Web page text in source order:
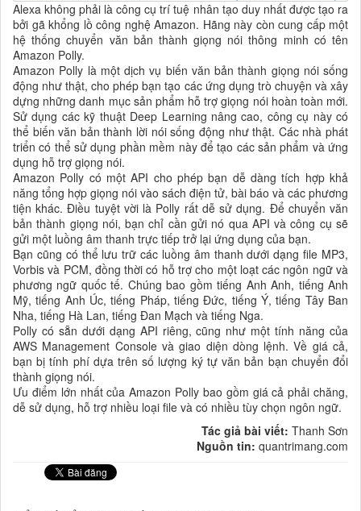
Alexa không phải là công cụ trí tuệ nhân tạo duy nhất được tạo ra
bởi gã khổng lồ công nghệ Amazon. Hãng này còn cung cấp một
hệ thống chuyển văn bản thành giọng nói thông minh có tên
Amazon Polly.
Amazon Polly là một dịch vụ biến văn bản thành giọng nói sống
động như thật, cho phép bạn tạo các ứng dụng trò chuyện và xây
dựng những danh mục sản phẩm hỗ trợ giọng nói hoàn toàn mới.
Sử dụng các kỹ thuật Deep Learning nâng cao, công cụ này có
thể biến văn bản thành lời nói sống động như thật. Các nhà phát
triển có thể sử dụng phần mềm này để tạo các sản phẩm và ứng
dụng hỗ trợ giọng nói.
Amazon Polly có một API cho phép bạn dễ dàng tích hợp khả
năng tổng hợp giọng nói vào sách điện tử, bài báo và các phương
tiện khác. Điều tuyệt vời là Polly rất dễ sử dụng. Để chuyển văn
bản thành giọng nói, bạn chỉ cần gửi nó qua API và công cụ sẽ
gửi một luồng âm thanh trực tiếp trở lại ứng dụng của bạn.
Bạn cũng có thể lưu trữ các luồng âm thanh dưới dạng file MP3,
Vorbis và PCM, đồng thời có hỗ trợ cho một loạt các ngôn ngữ và
phương ngữ quốc tế. Chúng bao gồm tiếng Anh Anh, tiếng Anh
Mỹ, tiếng Anh Úc, tiếng Pháp, tiếng Đức, tiếng Ý, tiếng Tây Ban
Nha, tiếng Hà Lan, tiếng Đan Mạch và tiếng Nga.
Polly có sẵn dưới dạng API riêng, cũng như một tính năng của
AWS Management Console và giao diện dòng lệnh. Về giá cả,
bạn bị tính phí dựa trên số lượng ký tự văn bản bạn chuyển đổi
thành giọng nói.
Ưu điểm lớn nhất của Amazon Polly bao gồm giá cả phải chăng,
dễ sử dụng, hỗ trợ nhiều loại file và có nhiều tùy chọn ngôn ngữ.
Tác giả bài viết: Thanh Sơn
Nguồn tin: quantrimang.com